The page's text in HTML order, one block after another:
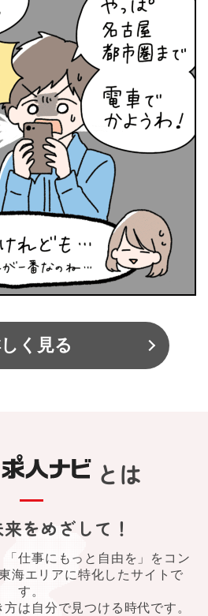
く見る
とは
をめざして！
「仕事にもっと自由を」をコン
海エリアに特化したサイトで
す。
は自分で見つける時代です。